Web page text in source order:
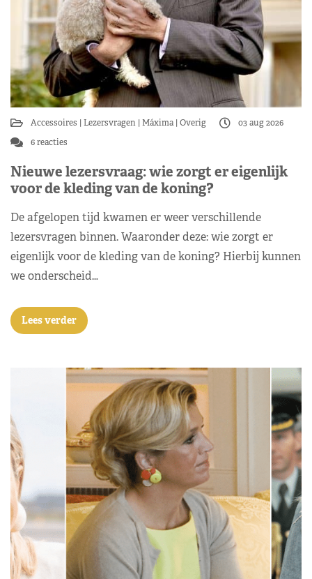
Accessoires Lezersvragen Máxima Overig
03 aug 2026
6 reacties
Nieuwe lezersvraag: wie zorgt er eigenlijk
voor de kleding van de koning?
De afgelopen tijd kwamen er weer verschillende
lezersvragen binnen. Waaronder deze: wie zorgt er
eigenlijk voor de kleding van de koning? Hierbij kunnen
we onderscheid…
Lees verder